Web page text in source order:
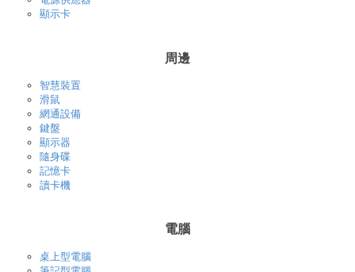
顯示卡
周邊
智慧裝置
滑鼠
網通設備
鍵盤
顯示器
隨身碟
記憶卡
讀卡機
電腦
桌上型電腦